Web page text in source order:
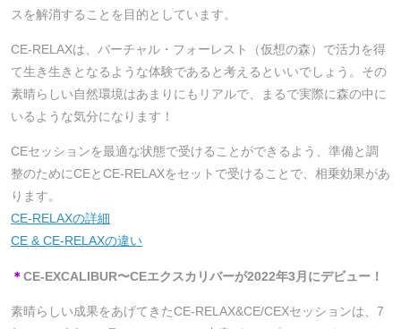
スを解消することを目的としています。
CE-RELAXは、バーチャル・フォーレスト（仮想の森）で活力を得
て生き生きとなるような体験であると考えるといいでしょう。その
素晴らしい自然環境はあまりにもリアルで、まるで実際に森の中に
いるような気分になります！
CEセッションを最適な状態で受けることができるよう、準備と調
整のためにCEとCE-RELAXをセットで受けることで、相乗効果があ
ります。
CE-RELAXの詳細
CE & CE-RELAXの違い
＊CE-EXCALIBUR〜CEエクスカリバーが2022年3月にデビュー！
素晴らしい成果をあげてきたCE-RELAX&CE/CEXセッションは、7